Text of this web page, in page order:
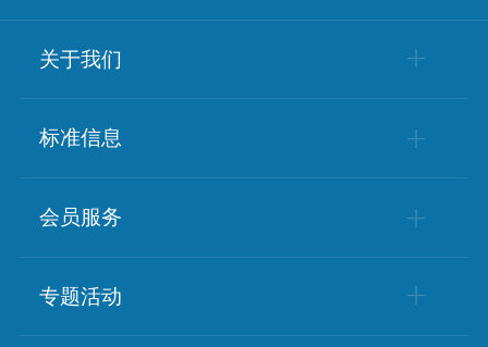
关于我们
学会简介
组织架构
标准信息
标准动态
会员服务
会员风采
专题活动